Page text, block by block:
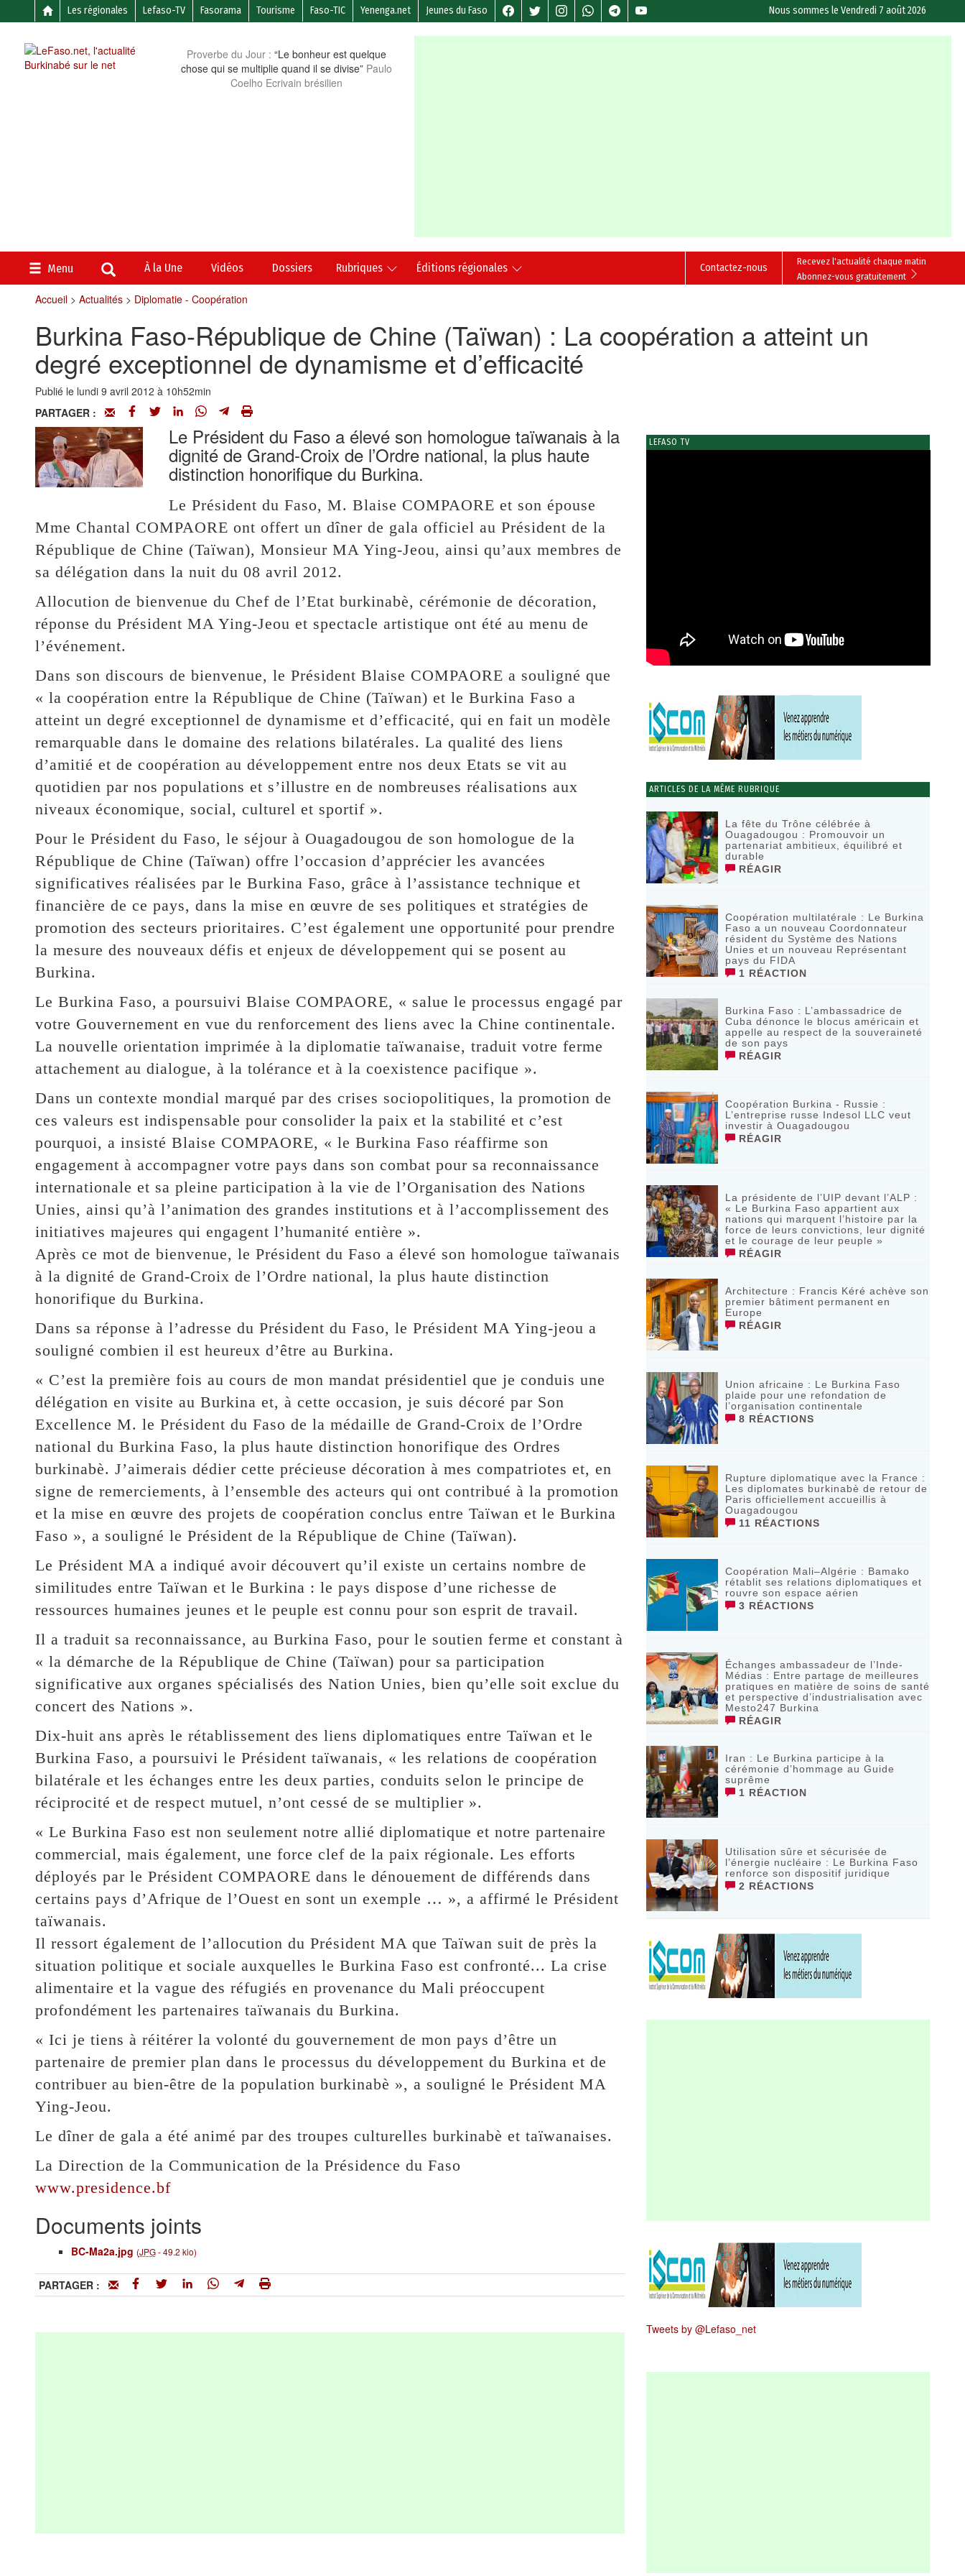
Les régionales Lefaso-TV Fasorama Tourisme Faso-TIC Yenenga.net Jeunes du Faso Nous sommes leVendredi 7 août 2026
Proverbe du Jour : “Le bonheur est quelque
chose qui se multiplie quand il se divise” Paulo
Coelho Ecrivain brésilien
Menu À la Une Vidéos Dossiers Rubriques Éditions régionales
Recevez l'actualité chaque matin
Abonnez-vous gratuitement
Contactez-nous
Accueil> Actualités> Diplomatie - Coopération
Burkina Faso-République de Chine (Taïwan) : La coopération a atteint un
degré exceptionnel de dynamisme et d’efficacité
Publié le lundi 9 avril 2012 à 10h52min
PARTAGER :
Le Président du Faso a élevé son homologue taïwanais à la
dignité de Grand-Croix de l’Ordre national, la plus haute
distinction honorifique du Burkina.
Le Président du Faso, M. Blaise COMPAORE et son épouse
Mme Chantal COMPAORE ont offert un dîner de gala officiel au Président de la
République de Chine (Taïwan), Monsieur MA Ying-Jeou, ainsi qu’aux membres de
sa délégation dans la nuit du 08 avril 2012.
Allocution de bienvenue du Chef de l’Etat burkinabè, cérémonie de décoration,
réponse du Président MA Ying-Jeou et spectacle artistique ont été au menu de
l’événement.
Dans son discours de bienvenue, le Président Blaise COMPAORE a souligné que
« la coopération entre la République de Chine (Taïwan) et le Burkina Faso a
atteint un degré exceptionnel de dynamisme et d’efficacité, qui en fait un modèle
remarquable dans le domaine des relations bilatérales. La qualité des liens
d’amitié et de coopération au développement entre nos deux Etats se vit au
quotidien par nos populations et s’illustre en de nombreuses réalisations aux
niveaux économique, social, culturel et sportif ».
Pour le Président du Faso, le séjour à Ouagadougou de son homologue de la
République de Chine (Taïwan) offre l’occasion d’apprécier les avancées
significatives réalisées par le Burkina Faso, grâce à l’assistance technique et
financière de ce pays, dans la mise en œuvre de ses politiques et stratégies de
promotion des secteurs prioritaires. C’est également une opportunité pour prendre
la mesure des nouveaux défis et enjeux de développement qui se posent au
Burkina.
Le Burkina Faso, a poursuivi Blaise COMPAORE, « salue le processus engagé par
votre Gouvernement en vue du renforcement des liens avec la Chine continentale.
La nouvelle orientation imprimée à la diplomatie taïwanaise, traduit votre ferme
attachement au dialogue, à la tolérance et à la coexistence pacifique ».
Dans un contexte mondial marqué par des crises sociopolitiques, la promotion de
ces valeurs est indispensable pour consolider la paix et la stabilité et c’est
pourquoi, a insisté Blaise COMPAORE, « le Burkina Faso réaffirme son
engagement à accompagner votre pays dans son combat pour sa reconnaissance
internationale et sa pleine participation à la vie de l’Organisation des Nations
Unies, ainsi qu’à l’animation des grandes institutions et à l’accomplissement des
initiatives majeures qui engagent l’humanité entière ».
Après ce mot de bienvenue, le Président du Faso a élevé son homologue taïwanais
à la dignité de Grand-Croix de l’Ordre national, la plus haute distinction
honorifique du Burkina.
Dans sa réponse à l’adresse du Président du Faso, le Président MA Ying-jeou a
souligné combien il est heureux d’être au Burkina.
« C’est la première fois au cours de mon mandat présidentiel que je conduis une
délégation en visite au Burkina et, à cette occasion, je suis décoré par Son
Excellence M. le Président du Faso de la médaille de Grand-Croix de l’Ordre
national du Burkina Faso, la plus haute distinction honorifique des Ordres
burkinabè. J’aimerais dédier cette précieuse décoration à mes compatriotes et, en
signe de remerciements, à l’ensemble des acteurs qui ont contribué à la promotion
et la mise en œuvre des projets de coopération conclus entre Taïwan et le Burkina
Faso », a souligné le Président de la République de Chine (Taïwan).
Le Président MA a indiqué avoir découvert qu’il existe un certains nombre de
similitudes entre Taïwan et le Burkina : le pays dispose d’une richesse de
ressources humaines jeunes et le peuple est connu pour son esprit de travail.
Il a traduit sa reconnaissance, au Burkina Faso, pour le soutien ferme et constant à
« la démarche de la République de Chine (Taïwan) pour sa participation
significative aux organes spécialisés des Nation Unies, bien qu’elle soit exclue du
concert des Nations ».
Dix-huit ans après le rétablissement des liens diplomatiques entre Taïwan et le
Burkina Faso, a poursuivi le Président taïwanais, « les relations de coopération
bilatérale et les échanges entre les deux parties, conduits selon le principe de
réciprocité et de respect mutuel, n’ont cessé de se multiplier ».
« Le Burkina Faso est non seulement notre allié diplomatique et notre partenaire
commercial, mais également, une force clef de la paix régionale. Les efforts
déployés par le Président COMPAORE dans le dénouement de différends dans
certains pays d’Afrique de l’Ouest en sont un exemple … », a affirmé le Président
taïwanais.
Il ressort également de l’allocution du Président MA que Taïwan suit de près la
situation politique et sociale auxquelles le Burkina Faso est confronté... La crise
alimentaire et la vague des réfugiés en provenance du Mali préoccupent
profondément les partenaires taïwanais du Burkina.
« Ici je tiens à réitérer la volonté du gouvernement de mon pays d’être un
partenaire de premier plan dans le processus du développement du Burkina et de
contribuer au bien-être de la population burkinabè », a souligné le Président MA
Ying-Jeou.
Le dîner de gala a été animé par des troupes culturelles burkinabè et taïwanaises.
La Direction de la Communication de la Présidence du Faso
www.presidence.bf
Documents joints
BC-Ma2a.jpg (JPG-49.2 kio)
PARTAGER :
LEFASO TV
ARTICLES DE LA MÊME RUBRIQUE
La fête du Trône célébrée à
Ouagadougou : Promouvoir un
partenariat ambitieux, équilibré et
durable
RÉAGIR
Coopération multilatérale : Le Burkina
Faso a un nouveau Coordonnateur
résident du Système des Nations
Unies et un nouveau Représentant
pays du FIDA
1 RÉACTION
Burkina Faso : L’ambassadrice de
Cuba dénonce le blocus américain et
appelle au respect de la souveraineté
de son pays
RÉAGIR
Coopération Burkina - Russie :
L’entreprise russe Indesol LLC veut
investir à Ouagadougou
RÉAGIR
La présidente de l’UIP devant l’ALP :
« Le Burkina Faso appartient aux
nations qui marquent l’histoire par la
force de leurs convictions, leur dignité
et le courage de leur peuple »
RÉAGIR
‎Architecture : Francis Kéré achève son
premier bâtiment permanent en
Europe
RÉAGIR
Union africaine : Le Burkina Faso
plaide pour une refondation de
l’organisation continentale‎
8 RÉACTIONS
Rupture diplomatique avec la France :
Les diplomates burkinabè de retour de
Paris officiellement accueillis à
Ouagadougou
11 RÉACTIONS
Coopération Mali–Algérie : Bamako
rétablit ses relations diplomatiques et
rouvre son espace aérien
3 RÉACTIONS
Échanges ambassadeur de l’Inde-
Médias : Entre partage de meilleures
pratiques en matière de soins de santé
et perspective d’industrialisation avec
Mesto247 Burkina
RÉAGIR
Iran : Le Burkina participe à la
cérémonie d’hommage au Guide
suprême
1 RÉACTION
Utilisation sûre et sécurisée de
l’énergie nucléaire : Le Burkina Faso
renforce son dispositif juridique
2 RÉACTIONS
Tweets by @Lefaso_net